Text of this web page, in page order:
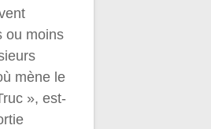
ou moins
mène le
», est-